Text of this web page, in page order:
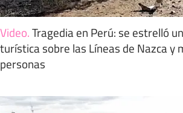
Video.Tragedia en Perú: se estrelló
turística sobre las Líneas de Nazca y
personas